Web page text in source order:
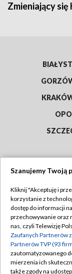
Zmieniający się
Abonament
Emisja w TVP
Centrum
Naziemna
Szanujemy Twoją
Kliknij "Akceptuję i
korzystanie z
dostęp do informacji
przechowywanie oraz
nas, czyli Telewizję
Zaufanych Partnerów
Partnerów TVP (93
zautomatyzowanego
mierzenia ich
także zgody na